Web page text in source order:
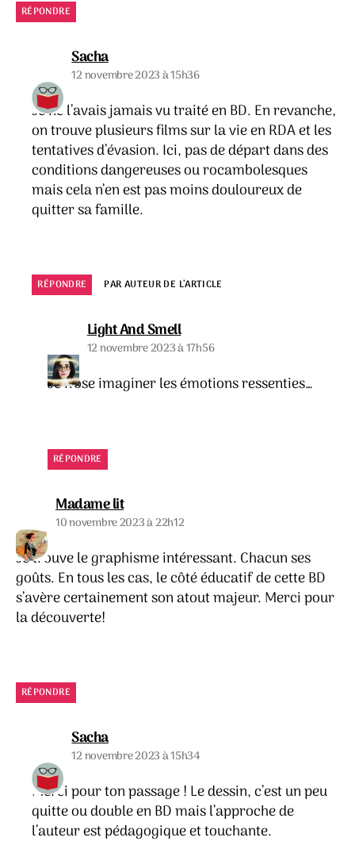
RÉPONDRE
Sachadit :
12 novembre 2023 à 15h36
Je ne l’avais jamais vu traité en BD. En revanche,
on trouve plusieurs films sur la vie en RDA et les
tentatives d’évasion. Ici, pas de départ dans des
conditions dangereuses ou rocambolesques
mais cela n’en est pas moins douloureux de
quitter sa famille.
RÉPONDRE PAR AUTEUR DE L’ARTICLE
Light And Smelldit :
12 novembre 2023 à 17h56
Je n’ose imaginer les émotions ressenties…
RÉPONDRE
Madame litdit :
10 novembre 2023 à 22h12
Je trouve le graphisme intéressant. Chacun ses
goûts. En tous les cas, le côté éducatif de cette BD
s’avère certainement son atout majeur. Merci pour
la découverte!
RÉPONDRE
Sachadit :
12 novembre 2023 à 15h34
Merci pour ton passage ! Le dessin, c’est un peu
quitte ou double en BD mais l’approche de
l’auteur est pédagogique et touchante.